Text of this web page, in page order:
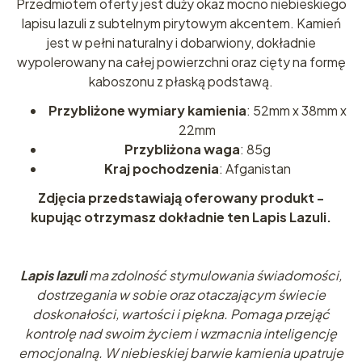
Przedmiotem oferty jest duży okaz mocno niebieskiego
lapisu lazuli z subtelnym pirytowym akcentem. Kamień
jest w pełni naturalny i dobarwiony, dokładnie
wypolerowany na całej powierzchni oraz cięty na formę
kaboszonu z płaską podstawą.
Przybliżone wymiary kamienia: 52mm x 38mm x
22mm
Przybliżona waga: 85g
Kraj pochodzenia: Afganistan
Zdjęcia przedstawiają oferowany produkt -
kupując otrzymasz dokładnie ten Lapis Lazuli.
Lapis lazulima zdolność stymulowania świadomości,
dostrzegania w sobie oraz otaczającym świecie
doskonałości, wartości i piękna. Pomaga przejąć
kontrolę nad swoim życiem i wzmacnia inteligencję
emocjonalną. W niebieskiej barwie kamienia upatruje